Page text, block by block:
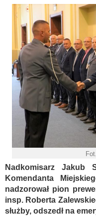
Nadkomisarz Jakub
Komendanta
nadzorował pion
insp. Roberta
służby, odszedł na